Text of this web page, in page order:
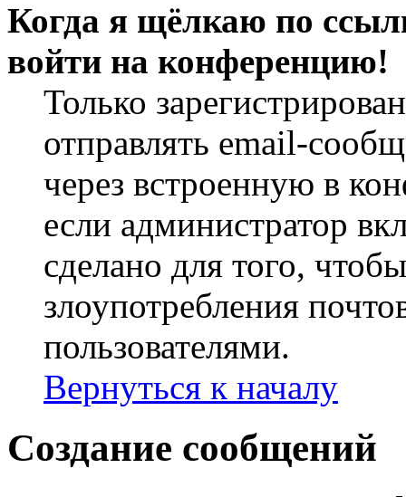
Когда я щёлкаю по
войти на конференцию!
Только
отправлять email-
через встроенную в
если администратор
сделано для того,
злоупотребления
пользователями.
Вернуться к началу
Создание сообщений